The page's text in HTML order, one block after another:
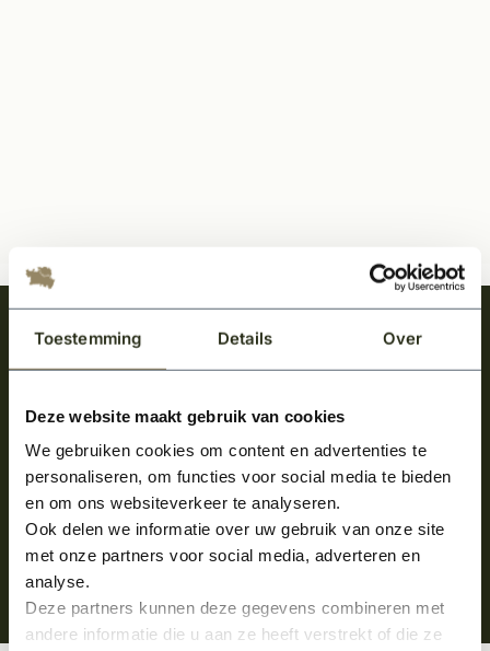
Toestemming Details Over
Deze website maakt gebruik van cookies
We gebruiken cookies om content en advertenties te
personaliseren, om functies voor social media te bieden
en om ons websiteverkeer te analyseren.
Ook delen we informatie over uw gebruik van onze site
met onze partners voor social media, adverteren en
analyse.
Deze partners kunnen deze gegevens combineren met
andere informatie die u aan ze heeft verstrekt of die ze
Meld je aan en ontvang het laatste nieuws
over onze kempische bouwstijl!
Aanmelden voor de nieuwsbrief